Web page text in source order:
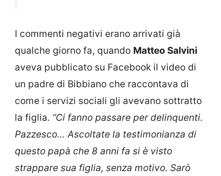
I commenti negativi erano arrivati già
qualche giorno fa, quando Matteo Salvini
aveva pubblicato su Facebook il video di
un padre di Bibbiano che raccontava di
come i servizi sociali gli avevano sottratto
la figlia. “Ci fanno passare per delinquenti.
Pazzesco… Ascoltate la testimonianza di
questo papà che 8 anni fa si è visto
strappare sua figlia, senza motivo. Sarò